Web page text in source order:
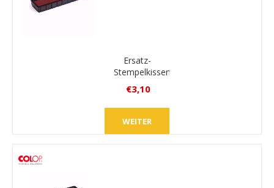
Ersatz-
Stempelkissen
Colop E/15
€3,10
zzgl.
WEITER